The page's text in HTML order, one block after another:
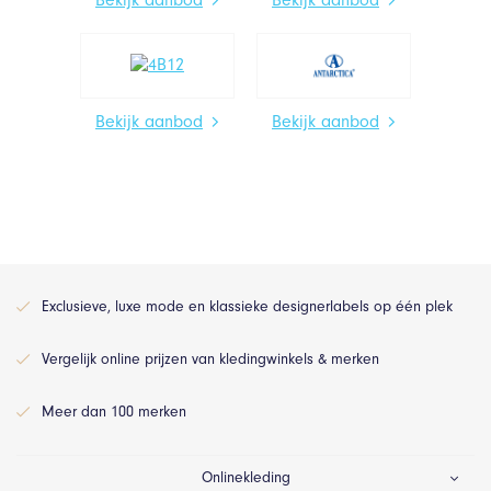
Bekijk aanbod Bekijk aanbod
Exclusieve, luxe mode en klassieke designerlabels op één plek
Vergelijk online prijzen van kledingwinkels & merken
Meer dan 100 merken
Onlinekleding